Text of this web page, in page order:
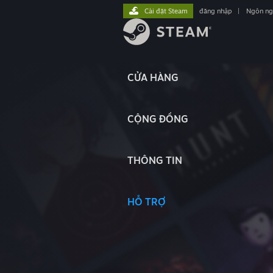
CỬA HÀNG
CỘNG ĐỒNG
THÔNG TIN
HỖ TRỢ
Cài đặt Steam đăng nhập Ngôn